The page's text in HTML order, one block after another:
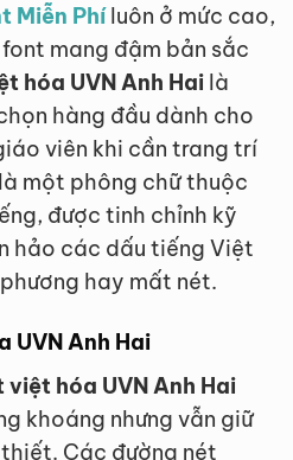
Miễn Phíluôn ở mức cao,
mang đậm bản sắc
hóa UVN Anh Hai là
hàng đầu dành cho
viên khi cần trang trí
một phông chữ thuộc
được tinh chỉnh kỹ
hảo các dấu tiếng Việt
hay mất nét.
UVN Anh Hai
việt hóa UVN Anh Hai
khoáng nhưng vẫn giữ
Các đường nét